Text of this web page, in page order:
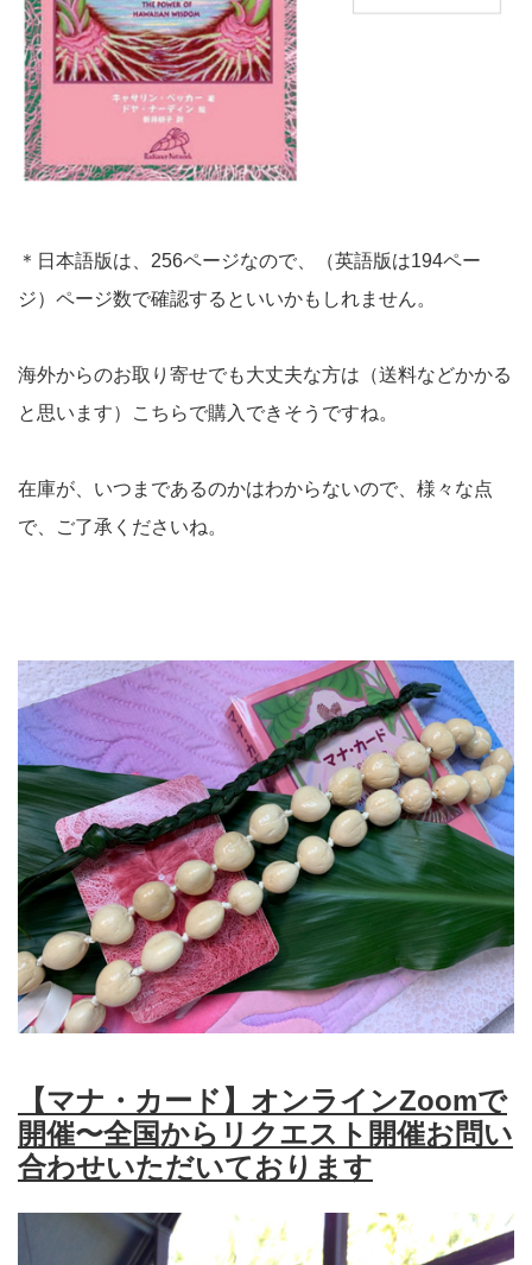
＊日本語版は、256ページなので、（英語版は194ペー
ジ）ページ数で確認するといいかもしれません。
海外からのお取り寄せでも大丈夫な方は（送料などかかる
と思います）こちらで購入できそうですね。
在庫が、いつまであるのかはわからないので、様々な点
で、ご了承くださいね。
【マナ・カード】オンラインZoomで
開催〜全国からリクエスト開催お問い
合わせいただいております